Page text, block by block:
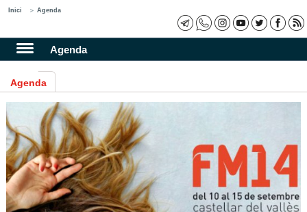
Inici Agenda
Agenda
Agenda